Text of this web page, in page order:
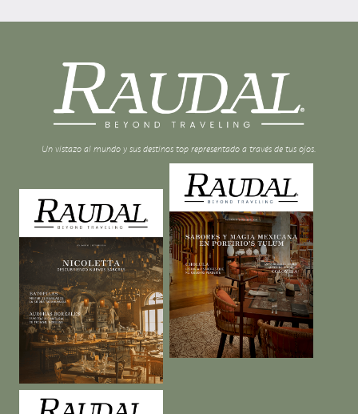
Un vistazo al mundo y sus destinos top representado a través de tus ojos.